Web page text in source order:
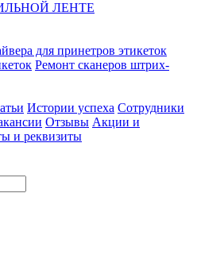
ЛЕНТЕ
для принетров этикеток
Ремонт сканеров штрих-
Истории успеха Сотрудники
Отзывы Акции и
и реквизиты